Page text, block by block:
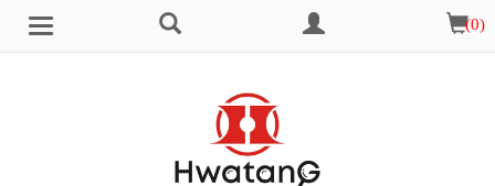
選
搜
會
員
中
購
物
車
(0)